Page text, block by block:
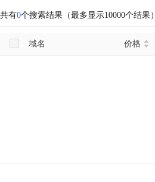
共有0个搜索结果（最多显示10000个结果）
域名 价格